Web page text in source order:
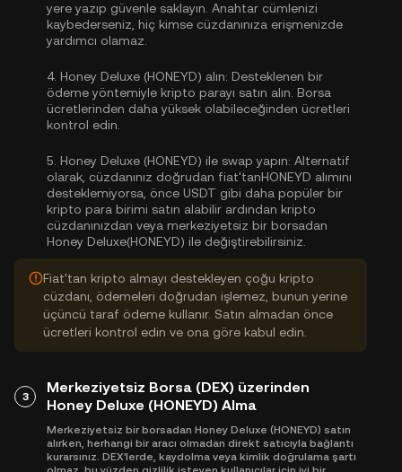
yere yazıp güvenle saklayın. Anahtar cümlenizi
kaybederseniz, hiç kimse cüzdanınıza erişmenizde
yardımcı olamaz.
4. Honey Deluxe (HONEYD) alın: Desteklenen bir
ödeme yöntemiyle kripto parayı satın alın. Borsa
ücretlerinden daha yüksek olabileceğinden ücretleri
kontrol edin.
5. Honey Deluxe (HONEYD) ile swap yapın: Alternatif
olarak, cüzdanınız doğrudan fiat'tanHONEYD alımını
desteklemiyorsa, önce USDT gibi daha popüler bir
kripto para birimi satın alabilir ardından kripto
cüzdanınızdan veya merkeziyetsiz bir borsadan
Honey Deluxe(HONEYD) ile değiştirebilirsiniz.
Fiat'tan kripto almayı destekleyen çoğu kripto
cüzdanı, ödemeleri doğrudan işlemez, bunun yerine
üçüncü taraf ödeme kullanır. Satın almadan önce
ücretleri kontrol edin ve ona göre kabul edin.
3
Merkeziyetsiz Borsa (DEX) üzerinden
Honey Deluxe (HONEYD) Alma
Merkeziyetsiz bir borsadan Honey Deluxe (HONEYD) satın
alırken, herhangi bir aracı olmadan direkt satıcıyla bağlantı
kurarsınız. DEX'lerde, kaydolma veya kimlik doğrulama şartı